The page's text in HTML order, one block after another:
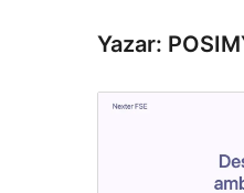
Yazar: